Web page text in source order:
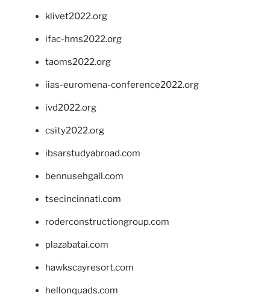
klivet2022.org
ifac-hms2022.org
taoms2022.org
iias-euromena-conference2022.org
ivd2022.org
csity2022.org
ibsarstudyabroad.com
bennusehgall.com
tsecincinnati.com
roderconstructiongroup.com
plazabatai.com
hawkscayresort.com
hellonquads.com